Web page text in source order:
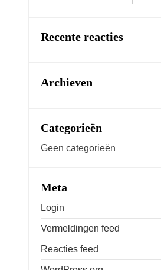
Recente reacties
Archieven
Categorieën
Geen categorieën
Meta
Login
Vermeldingen feed
Reacties feed